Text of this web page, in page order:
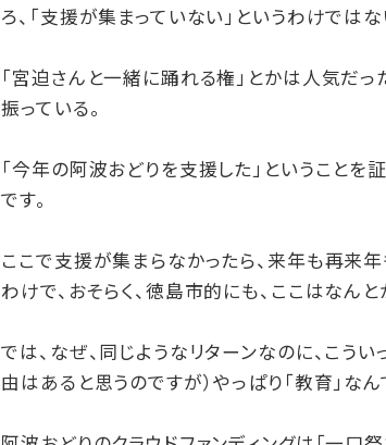
ろ、「支援が集まっていない」というわけではな
「宮迫さんと一緒に踊れる権」とかは人気だっ
振っている。
「今年の阿波おどりを支援した」ということ
です。
ここで支援が集まらなかったら、来年も再来
わけで、おそらく、徳島市的にも、ここはなん
では、なぜ、同じようなリターンなのに、こう
由はあると思うのですが）やっぱり「教育」なん